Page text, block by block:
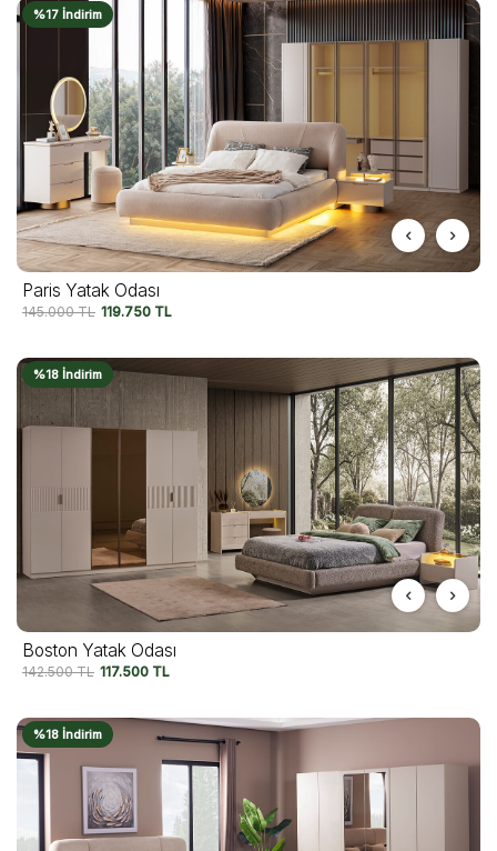
%17 İndirim
Paris Yatak Odası
145.000TL 119.750 TL
%18 İndirim
Boston Yatak Odası
142.500TL 117.500 TL
%18 İndirim